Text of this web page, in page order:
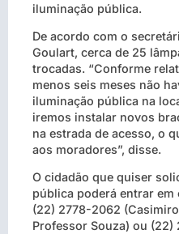
iluminação pública.
De acordo com o
Goulart, cerca de 25
trocadas. “Conforme
menos seis meses não
iluminação pública na
iremos instalar novos
na estrada de acesso, o
aos moradores”, disse.
O cidadão que quiser
pública poderá entrar
(22) 2778-2062
Professor Souza) ou (22)